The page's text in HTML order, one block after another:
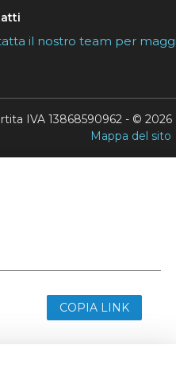
il nostro team per
IVA 13868590962 - ©
Mappa del sito
COPIA LINK